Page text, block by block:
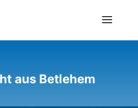
aus Betlehem